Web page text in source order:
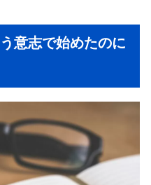
意志で始めたのに